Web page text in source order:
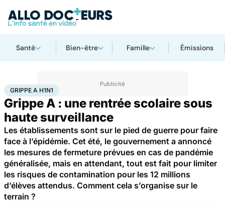
Santé Bien-être Famille Émissions
AccueilSantéMaladies Grippe A H1N1
GRIPPE A H1N1
Grippe A : une rentrée scolaire sous
haute surveillance
Les établissements sont sur le pied de guerre pour faire
face à l’épidémie. Cet été, le gouvernement a annoncé
les mesures de fermeture prévues en cas de pandémie
généralisée, mais en attendant, tout est fait pour limiter
les risques de contamination pour les 12 millions
d’élèves attendus. Comment cela s’organise sur le
terrain ?